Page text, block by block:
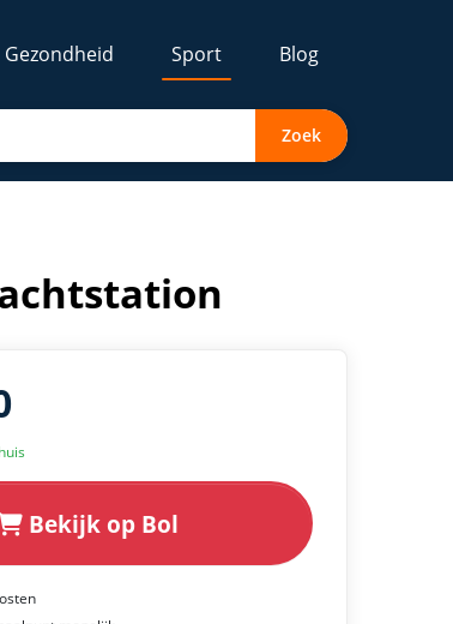
Gezondheid Sport Blog
Zoek
Bekijk op Bol